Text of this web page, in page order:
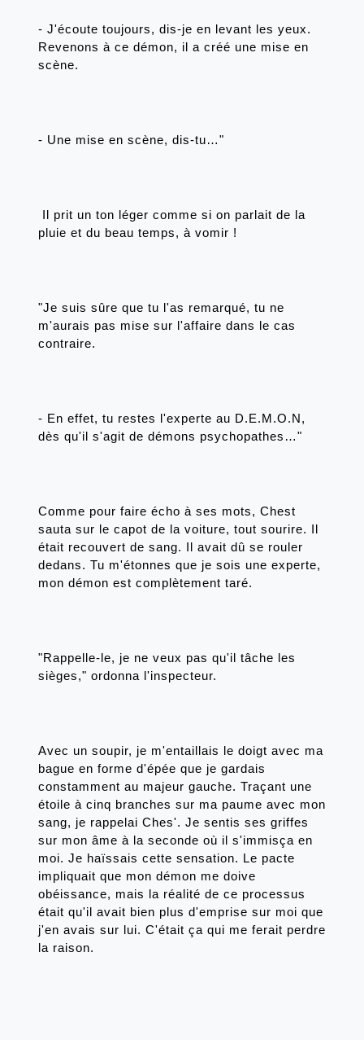
- J'écoute toujours, dis-je en levant les yeux.
Revenons à ce démon, il a créé une mise en
scène.
- Une mise en scène, dis-tu…"
Il prit un ton léger comme si on parlait de la
pluie et du beau temps, à vomir !
"Je suis sûre que tu l'as remarqué, tu ne
m'aurais pas mise sur l'affaire dans le cas
contraire.
- En effet, tu restes l'experte au D.E.M.O.N,
dès qu'il s'agit de démons psychopathes…"
Comme pour faire écho à ses mots, Chest
sauta sur le capot de la voiture, tout sourire. Il
était recouvert de sang. Il avait dû se rouler
dedans. Tu m'étonnes que je sois une experte,
mon démon est complètement taré.
"Rappelle-le, je ne veux pas qu'il tâche les
sièges," ordonna l'inspecteur.
Avec un soupir, je m'entaillais le doigt avec ma
bague en forme d'épée que je gardais
constamment au majeur gauche. Traçant une
étoile à cinq branches sur ma paume avec mon
sang, je rappelai Ches'. Je sentis ses griffes
sur mon âme à la seconde où il s'immisça en
moi. Je haïssais cette sensation. Le pacte
impliquait que mon démon me doive
obéissance, mais la réalité de ce processus
était qu'il avait bien plus d'emprise sur moi que
j'en avais sur lui. C'était ça qui me ferait perdre
la raison.